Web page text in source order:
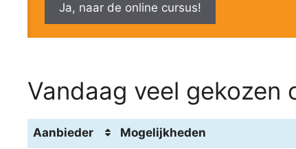
Ja, naar de online cursus!
Vandaag veel gekozen
Aanbieder Mogelijkheden